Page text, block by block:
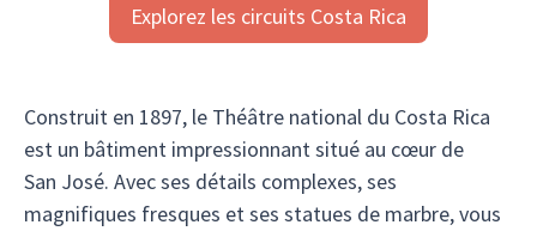
Explorez les circuits Costa Rica
Construit en 1897, le Théâtre national du Costa Rica
est un bâtiment impressionnant situé au cœur de
San José. Avec ses détails complexes, ses
magnifiques fresques et ses statues de marbre, vous